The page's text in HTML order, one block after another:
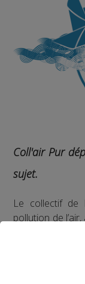
Coll'air Pur
sujet.
Le collectif de
pollution de
L'industrie est